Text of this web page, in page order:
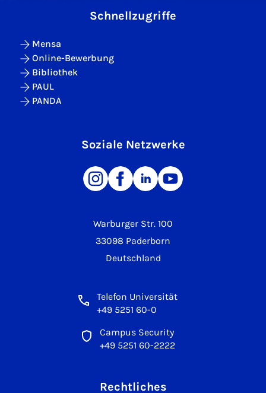
Warburger Str. 100
33098 Paderborn
Deutschland
Telefon Universität
+49 5251 60-0
Campus Security
+49 5251 60-2222
Schnellzugriffe
Mensa
Online-Bewerbung
Bibliothek
PAUL
PANDA
Soziale Netzwerke
Rechtliches